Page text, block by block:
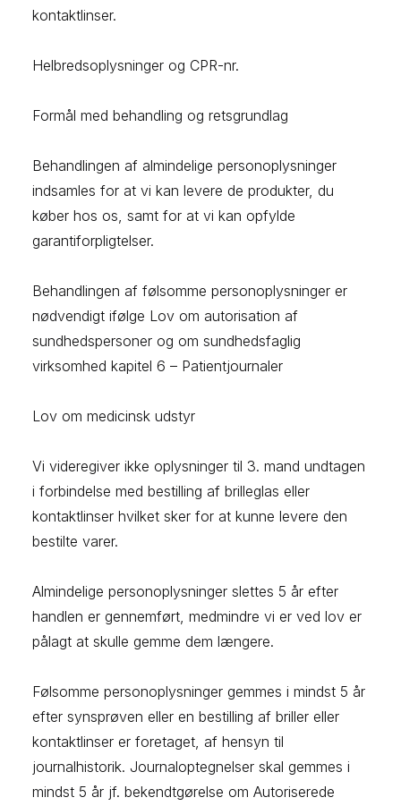
kontaktlinser.
Helbredsoplysninger og CPR-nr.
Formål med behandling og retsgrundlag
Behandlingen af almindelige personoplysninger
indsamles for at vi kan levere de produkter, du
køber hos os, samt for at vi kan opfylde
garantiforpligtelser.
Behandlingen af følsomme personoplysninger er
nødvendigt ifølge Lov om autorisation af
sundhedspersoner og om sundhedsfaglig
virksomhed kapitel 6 – Patientjournaler
Lov om medicinsk udstyr
Vi videregiver ikke oplysninger til 3. mand undtagen
i forbindelse med bestilling af brilleglas eller
kontaktlinser hvilket sker for at kunne levere den
bestilte varer.
Almindelige personoplysninger slettes 5 år efter
handlen er gennemført, medmindre vi er ved lov er
pålagt at skulle gemme dem længere.
Følsomme personoplysninger gemmes i mindst 5 år
efter synsprøven eller en bestilling af briller eller
kontaktlinser er foretaget, af hensyn til
journalhistorik. Journaloptegnelser skal gemmes i
mindst 5 år jf. bekendtgørelse om Autoriserede